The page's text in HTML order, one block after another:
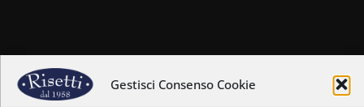
Gestisci Consenso Cookie
Home